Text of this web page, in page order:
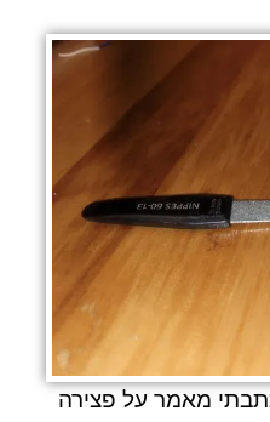
מאמר על פצירה